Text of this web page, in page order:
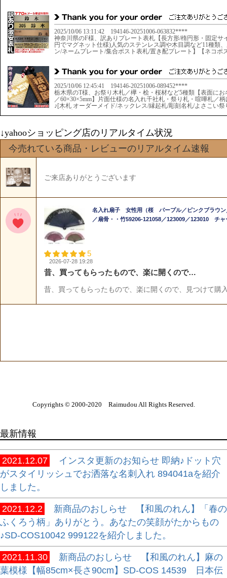
↓yahooショッピング店のリアルタイム状況
Copyrights © 2000-2020 Raimudou All Rights Reserved.
最新情報
2021.12.07
インスタ更新のお知らせ 即納♪ドット穴
がスタイリッシュでお洒落な名刺入れ 894041aを紹介
しました。
2021.12.2
新商品のおしらせ 【和風のれん】「春の
ふくろう柄」ありがとう。あなたの笑顔がたからもの
♪SD-COS10042 999122を紹介しました。
2021.11.30
新商品のおしらせ 【和風のれん】麻の
葉模様【幅85cm×長さ90cm】SD-COS 14539 日本伝